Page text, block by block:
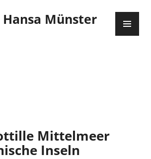
Hansa Münster
Mittelmeer
Inseln